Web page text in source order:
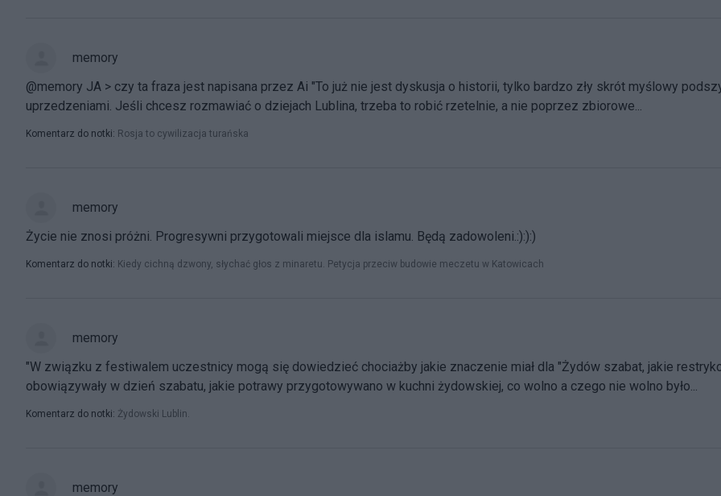
memory
@memory JA > czy ta fraza jest napisana przez Ai "To już nie jest dyskusja o historii, tylko bardzo zły skrót myślowy
uprzedzeniami. Jeśli chcesz rozmawiać o dziejach Lublina, trzeba to robić rzetelnie, a nie poprzez zbiorowe...
Komentarz do notki: Rosja to cywilizacja turańska
memory
Życie nie znosi próżni. Progresywni przygotowali miejsce dla islamu. Będą zadowoleni.:):):)
Komentarz do notki: Kiedy cichną dzwony, słychać głos z minaretu. Petycja przeciw budowie meczetu w Katowicach
memory
"W związku z festiwalem uczestnicy mogą się dowiedzieć chociażby jakie znaczenie miał dla "Żydów szabat, jakie
obowiązywały w dzień szabatu, jakie potrawy przygotowywano w kuchni żydowskiej, co wolno a czego nie wolno było...
Komentarz do notki: Żydowski Lublin.
memory